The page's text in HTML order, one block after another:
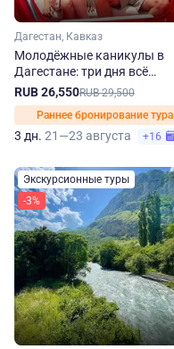
Дагестан, Кавказ
Молодёжные каникулы в
Дагестане: три дня всё
включено
RUB 26,550RUB 29,500
Раннее бронирование тура
3 дн. 21—23 августа +16
Экскурсионные туры
-3%